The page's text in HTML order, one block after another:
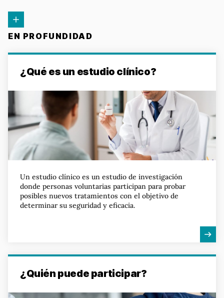
EN PROFUNDIDAD
¿Qué es un estudio clínico?
Un estudio clínico es un estudio de investigación
donde personas voluntarias participan para probar
posibles nuevos tratamientos con el objetivo de
determinar su seguridad y eficacia.
¿Quién puede participar?